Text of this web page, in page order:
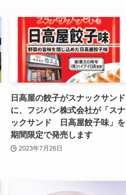
日高屋の餃子がスナックサンド
に、フジパン株式会社が「スナ
ックサンド 日高屋餃子味」を
期間限定で発売します
2023年7月26日